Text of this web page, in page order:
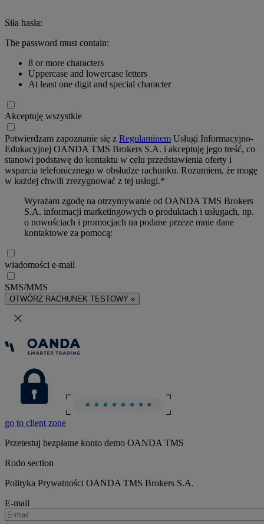
Siła hasła:
The password must contain:
8 or more characters
Uppercase and lowercase letters
At least one digit and special character
Akceptuję wszystkie
Potwierdzam zapoznanie się z Regulaminem Usługi Informacyjno-
Edukacyjnej OANDA TMS Brokers S.A. i akceptuję jego treść, co
stanowi podstawę do kontaktu w celu przedstawienia oferty i
wsparcia telefonicznego w obsłudze rachunku. Rozumiem, że mogę
w każdej chwili zrezygnować z tej usługi.*
Wyrażam zgodę na otrzymywanie od OANDA TMS Brokers
S.A. informacji marketingowych o produktach i usługach, np.
o nowościach i promocjach na podane przeze mnie dane
kontaktowe za pomocą:
wiadomości e-mail
SMS/MMS
OTWÓRZ RACHUNEK TESTOWY »
go to client zone
Przetestuj bezpłatne konto demo OANDA TMS
Rodo section
Polityka Prywatności OANDA TMS Brokers S.A.
E-mail